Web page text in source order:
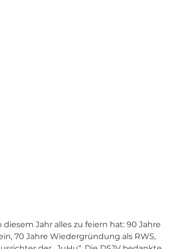
Jahr alles zu feiern hat: 90 Jahre
70 Jahre Wiedergründung als RWS,